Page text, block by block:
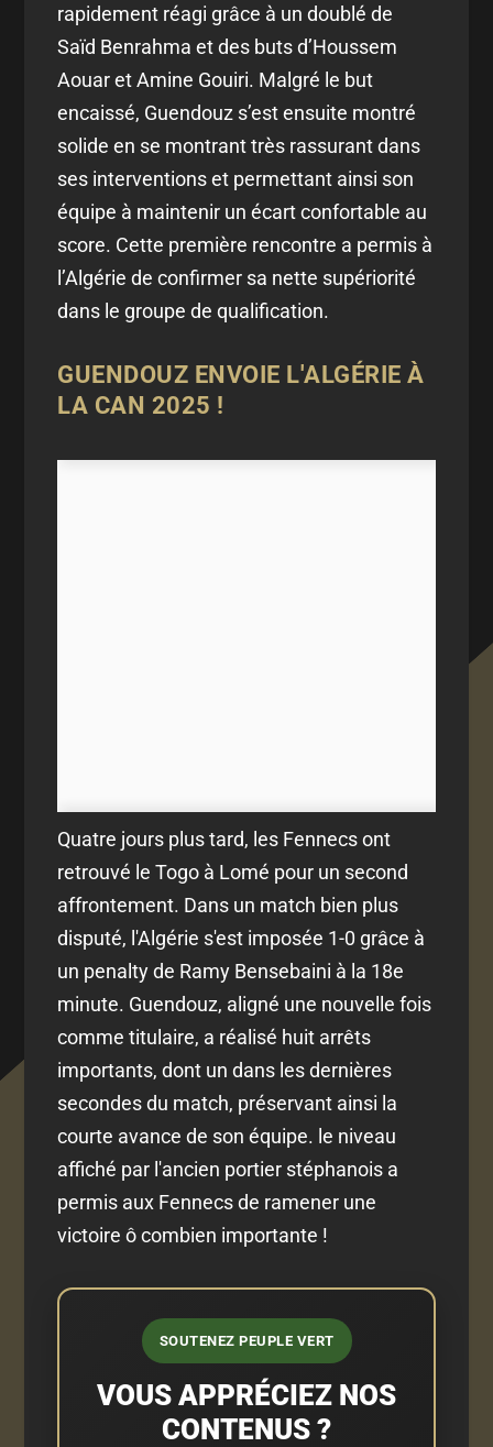
rapidement réagi grâce à un doublé de
Saïd Benrahma et des buts d’Houssem
Aouar et Amine Gouiri. Malgré le but
encaissé, Guendouz s’est ensuite montré
solide en se montrant très rassurant dans
ses interventions et permettant ainsi son
équipe à maintenir un écart confortable au
score. Cette première rencontre a permis à
l’Algérie de confirmer sa nette supériorité
dans le groupe de qualification.
GUENDOUZ ENVOIE L'ALGÉRIE À
LA CAN 2025 !
Quatre jours plus tard, les Fennecs ont
retrouvé le Togo à Lomé pour un second
affrontement. Dans un match bien plus
disputé, l'Algérie s'est imposée 1-0 grâce à
un penalty de Ramy Bensebaini à la 18e
minute. Guendouz, aligné une nouvelle fois
comme titulaire, a réalisé huit arrêts
importants, dont un dans les dernières
secondes du match, préservant ainsi la
courte avance de son équipe. le niveau
affiché par l'ancien portier stéphanois a
permis aux Fennecs de ramener une
victoire ô combien importante !
SOUTENEZ PEUPLE VERT
VOUS APPRÉCIEZ NOS
CONTENUS ?